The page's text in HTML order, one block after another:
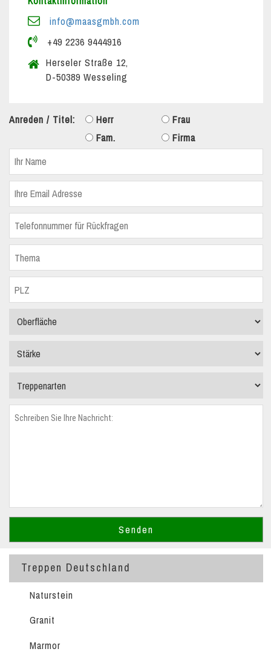
info@maasgmbh.com
+49 2236 9444916
Herseler Straße 12,
D-50389 Wesseling
Anreden / Titel: Herr
Frau
Fam.
Firma
Treppen Deutschland
Naturstein
Granit
Marmor